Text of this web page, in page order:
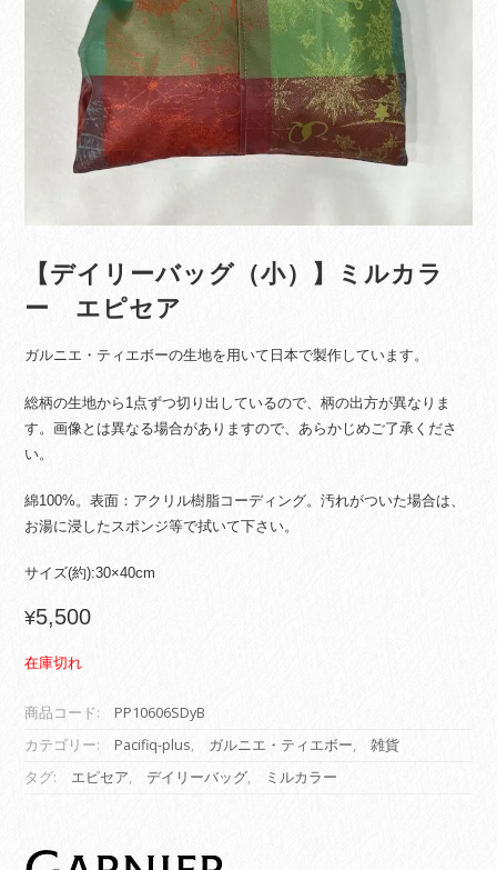
【デイリーバッグ（小）】ミルカラ
ー エピセア
ガルニエ・ティエボーの生地を用いて日本で製作しています。
総柄の生地から1点ずつ切り出しているので、柄の出方が異なりま
す。画像とは異なる場合がありますので、あらかじめご了承くださ
い。
綿100%。表面：アクリル樹脂コーディング。汚れがついた場合は、
お湯に浸したスポンジ等で拭いて下さい。
サイズ(約):30×40cm
¥5,500
在庫切れ
商品コード:
PP10606SDyB
カテゴリー:
Pacifiq-plus, ガルニエ・ティエボー,
雑貨
タグ:
エピセア, デイリーバッグ, ミルカラー